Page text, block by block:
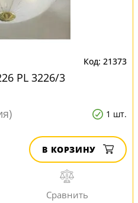
21373
PL 3226/3
1 шт.
В КОРЗИНУ